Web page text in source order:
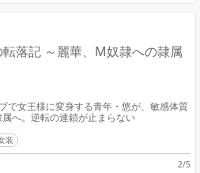
落記 ～麗華、M奴隷への隷属
で女王様に変身する青年・悠が、敏感体質
へ。逆転の連鎖が止まらない
装
2/5